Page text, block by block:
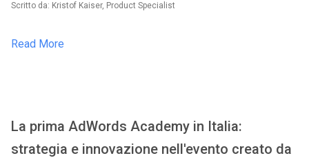
Scritto da: Kristof Kaiser, Product Specialist
Read More
La prima AdWords Academy in Italia:
strategia e innovazione nell'evento creato da